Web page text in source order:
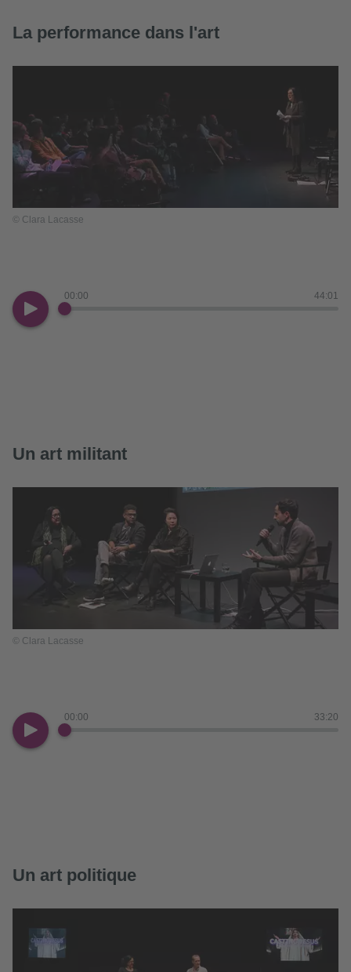
La performance dans l'art
© Clara Lacasse
00:00 44:01
Un art militant
© Clara Lacasse
00:00 33:20
Un art politique